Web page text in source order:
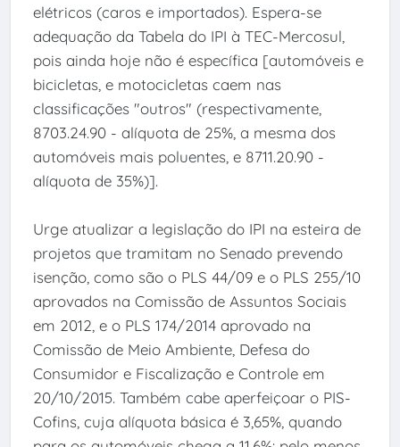
elétricos (caros e importados). Espera-se
adequação da Tabela do IPI à TEC-Mercosul,
pois ainda hoje não é específica [automóveis e
bicicletas, e motocicletas caem nas
classificações "outros" (respectivamente,
8703.24.90 - alíquota de 25%, a mesma dos
automóveis mais poluentes, e 8711.20.90 -
alíquota de 35%)].
Urge atualizar a legislação do IPI na esteira de
projetos que tramitam no Senado prevendo
isenção, como são o PLS 44/09 e o PLS 255/10
aprovados na Comissão de Assuntos Sociais
em 2012, e o PLS 174/2014 aprovado na
Comissão de Meio Ambiente, Defesa do
Consumidor e Fiscalização e Controle em
20/10/2015. Também cabe aperfeiçoar o PIS-
Cofins, cuja alíquota básica é 3,65%, quando